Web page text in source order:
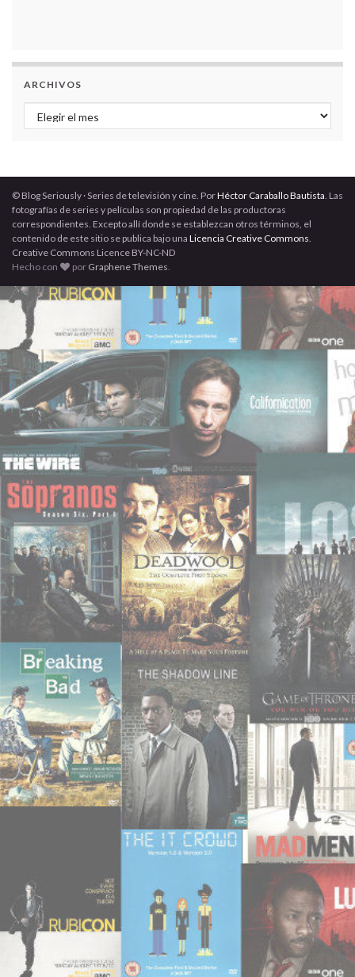
ARCHIVOS
Archivos
© Blog Seriously · Series de televisión y cine. PorHéctor Caraballo Bautista. Las
fotografías de series y películas son propiedad de las productoras
correspondientes. Excepto allí donde se establezcan otros términos, el
contenido de este sitio se publica bajo una Licencia Creative Commons.
Creative Commons Licence BY-NC-ND
Hecho con
por Graphene Themes.